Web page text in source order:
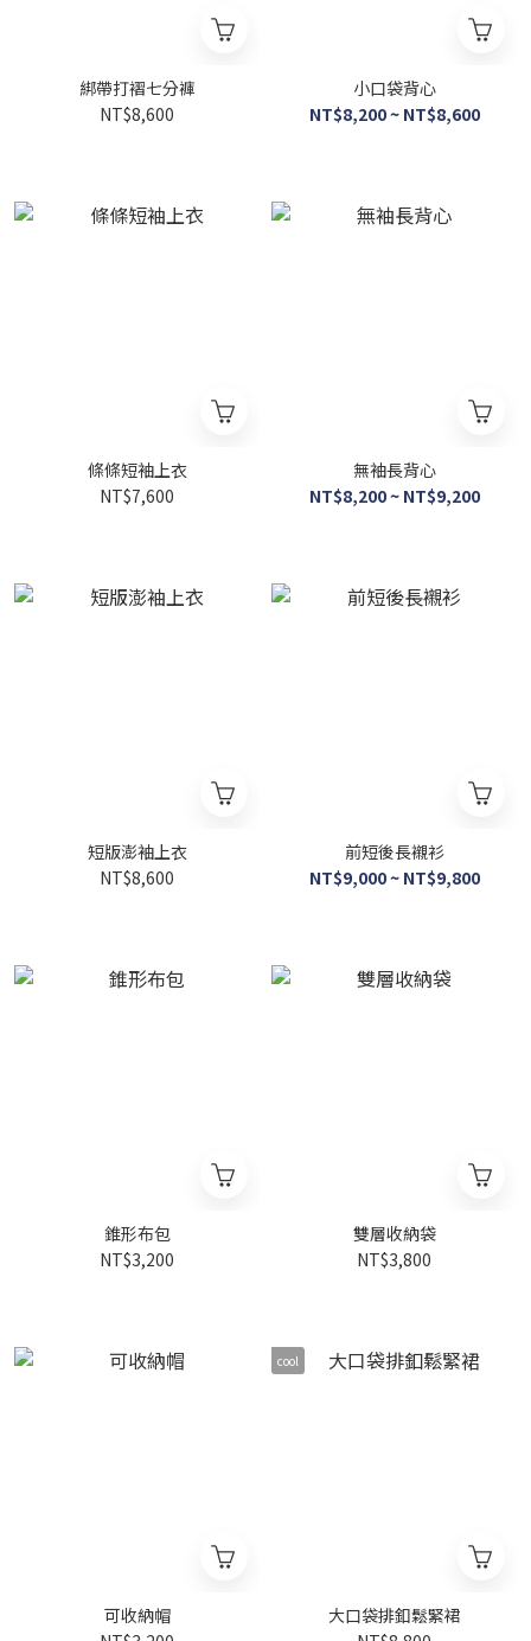
綁帶打褶七分褲
NT$8,600
小口袋背心
NT$8,200 ~ NT$8,600
條條短袖上衣
NT$7,600
無袖長背心
NT$8,200 ~ NT$9,200
短版澎袖上衣
NT$8,600
前短後長襯衫
NT$9,000 ~ NT$9,800
錐形布包
NT$3,200
雙層收納袋
NT$3,800
可收納帽
cool
大口袋排釦鬆緊裙